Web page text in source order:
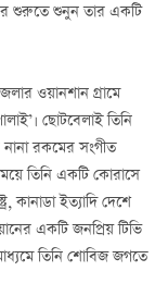
শুরুতে শুনুন তার একটি
ওয়ানশান গ্রামে
ছোটবেলাই তিনি
নানা রকমের সংগীত
তিনি একটি কোরাসে
কানাডা ইত্যাদি দেশে
একটি জনপ্রিয় টিভি
তিনি শোবিজ জগতে